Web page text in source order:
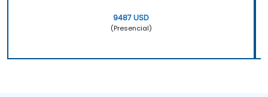
9487 USD
(Presencial)